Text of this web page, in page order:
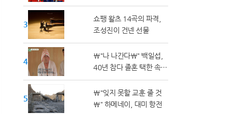
드컵 정상
30대
쇼팽 왈츠 14곡의 파격,
조성진이 건넨 선물
40대
\"나 나간다\" 백일섭,
40년 참다 졸혼 택한 속사
정
50대 ↑
\"잊지 못할 교훈 줄 것
\" 하메네이, 대미 항전